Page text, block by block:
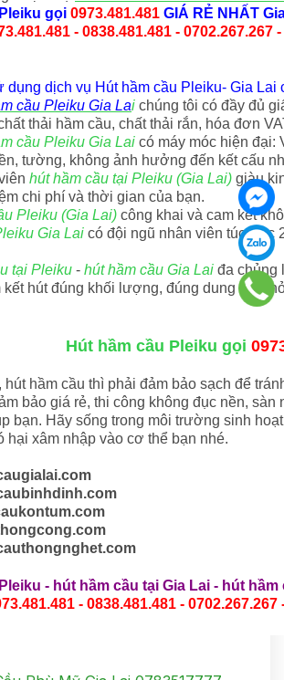
gọi 0973.481.481 GIÁ RẺ NHẤT
- 0838.481.481 - 0702.267.267
dụng dịch vụ Hút hầm cầu Pleiku- Gia Lai
cầu Pleiku Gia Lai chúng tôi có đầy đủ
thải hầm cầu, chất thải rắn, hóa đơn
cầu Pleiku Gia Lai có máy móc hiện đại:
tường, không ảnh hưởng đến kết cấu
hút hầm cầu tại Pleiku (Gia Lai) giàu
chi phí và thời gian của bạn.
Pleiku (Gia Lai) công khai và cam kết
Gia Lai có đội ngũ nhân viên túc trực
tại Pleiku - hút hầm cầu Gia Lai đa chủng
kết hút đúng khối lượng, đúng dung tích
Hút hầm cầu Pleiku gọi
hầm cầu thì phải đảm bảo sạch để
bảo giá rẻ, thi công không đục nền,
bạn. Hãy sống trong môi trường sinh
hại xâm nhập vào cơ thể bạn nhé.
- hút hầm cầu tại Gia Lai - hút hầm
- 0838.481.481 - 0702.267.267